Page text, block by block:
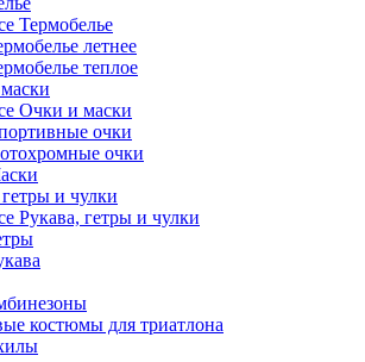
Термобелье
летнее
теплое
Очки и маски
очки
очки
и чулки
Рукава, гетры и чулки
костюмы для триатлона